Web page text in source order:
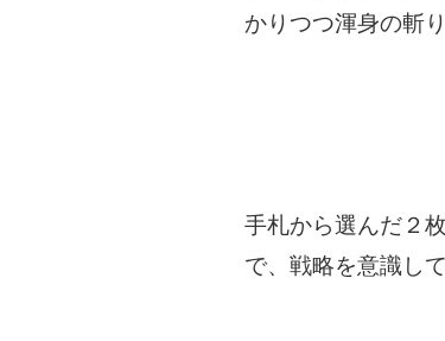
かりつつ渾身の斬
手札から選んだ２
で、戦略を意識し